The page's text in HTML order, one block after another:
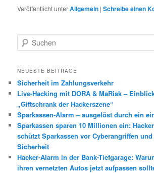
Veröffentlicht unterAllgemein |Schreibe einen
u
h
n
NEUESTE BEITRÄGE
Sicherheit im Zahlungsverkehr
Live-Hacking mit DORA & MaRisk –
„Giftschrank der Hackerszene“
Sparkassen-Alarm – ausgelöst durch ein
Sparkassen sparen 10 Millionen ein:
schützt Sparkassen vor Cyberangriffen
Sicherheit
Hacker-Alarm in der Bank-Tiefgarage:
ihren vernetzten Autos jetzt aufpassen